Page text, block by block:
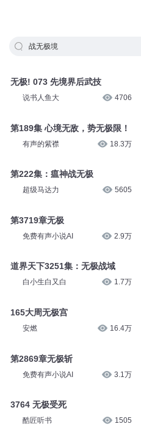
战无极境
无极! 073 先境界后武技
说书人鱼大 4706
第189集 心境无敌，势无极限！
有声的紫襟 18.3万
第222集：瘟神战无极
超级马达力 5605
第3719章无极
免费有声小说AI 2.9万
道界天下3251集：无极战域
白小生白又白 1.7万
165大周无极宫
安燃 16.4万
第2869章无极斩
免费有声小说AI 3.1万
3764 无极受死
酷匠听书 1505